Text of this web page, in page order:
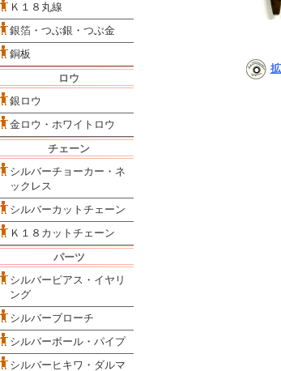
Ｋ１８丸線
銀箔・つぶ銀・つぶ金
銅板
ロウ
銀ロウ
金ロウ・ホワイトロウ
チェーン
シルバーチョーカー・ネ
ックレス
シルバーカットチェーン
Ｋ１８カットチェーン
パーツ
シルバーピアス・イヤリ
ング
シルバーブローチ
シルバーボール・パイプ
シルバーヒキワ・ダルマ